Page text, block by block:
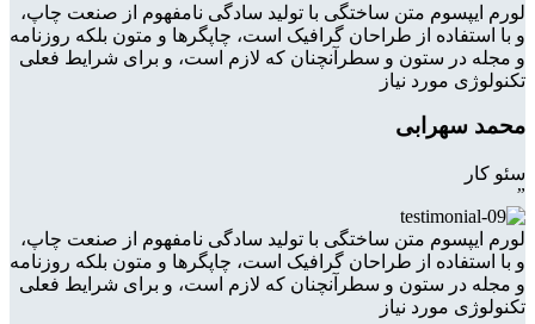
لورم ایپسوم متن ساختگی با تولید سادگی نامفهوم از صنعت چاپ،
و با استفاده از طراحان گرافیک است، چاپگرها و متون بلکه روزنامه
و مجله در ستون و سطرآنچنان که لازم است، و برای شرایط فعلی
تکنولوژی مورد نیاز
محمد سهرابی
سئو کار
”
لورم ایپسوم متن ساختگی با تولید سادگی نامفهوم از صنعت چاپ،
و با استفاده از طراحان گرافیک است، چاپگرها و متون بلکه روزنامه
و مجله در ستون و سطرآنچنان که لازم است، و برای شرایط فعلی
تکنولوژی مورد نیاز